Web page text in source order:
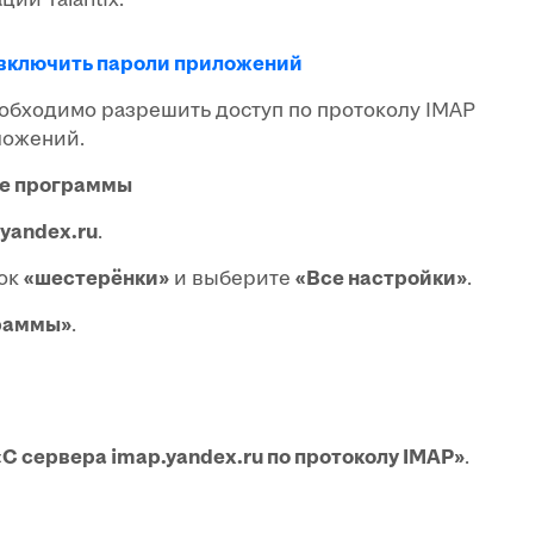
пароли приложений
разрешить доступ по протоколу IMAP
программы
.
«шестерёнки» и выберите «Все настройки».
.
сервера imap.yandex.ru по протоколу IMAP».